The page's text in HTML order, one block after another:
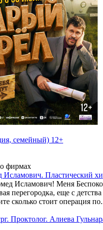
семейный) 12+
фирмах
Пластический
Исламович! Меня
перегородка, еще с детства
сколько стоит операция
Проктолог. Алиева